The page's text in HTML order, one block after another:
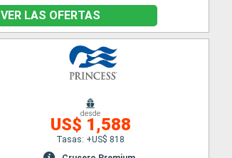
VER LAS OFERTAS
desde
US$ 1,588
Tasas: +US$ 818